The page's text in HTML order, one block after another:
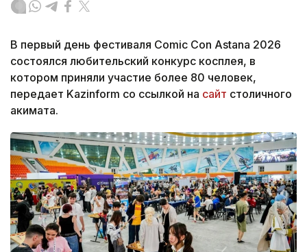
В первый день фестиваля Comic Con Astana 2026
состоялся любительский конкурс косплея, в
котором приняли участие более 80 человек,
передает Kazinform со ссылкой на сайт столичного
акимата.